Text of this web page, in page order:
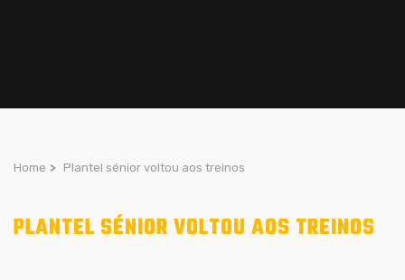
Home > Plantel sénior voltou aos treinos
PLANTEL SÉNIOR VOLTOU AOS TREINOS